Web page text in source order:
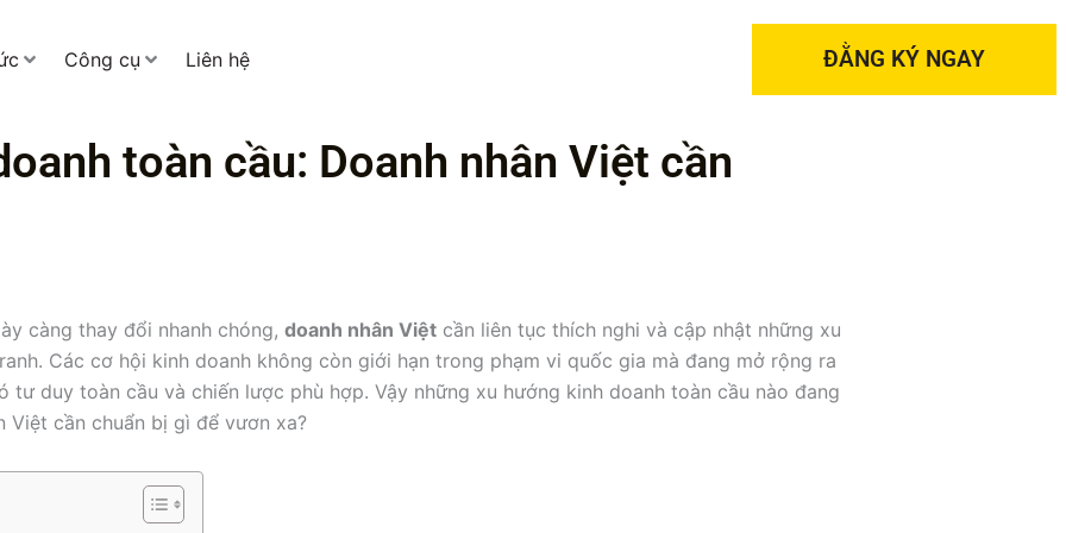
Công cụ Liên hệ ĐẰNG KÝ NGAY
toàn cầu: Doanh nhân Việt cần
càng thay đổi nhanh chóng, doanh nhân Việt cần liên tục thích nghi và cập nhật những xu
Các cơ hội kinh doanh không còn giới hạn trong phạm vi quốc gia mà đang mở rộng ra
tư duy toàn cầu và chiến lược phù hợp. Vậy những xu hướng kinh doanh toàn cầu nào đang
Việt cần chuẩn bị gì để vươn xa?